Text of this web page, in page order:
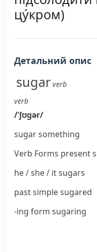
цу́кром)
Детальний опис
sugar verb
verb
/ˈʃʊɡər/
sugarsomething
Verb Forms present
he / she / itsugars
past simplesugared
-ing form sugaring